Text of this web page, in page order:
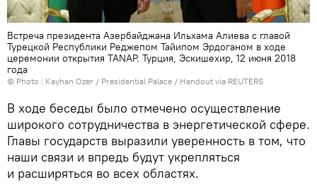
Встреча президента Азербайджана Ильхама Алиева с главой
Турецкой Республики Реджепом Тайипом Эрдоганом в ходе
церемонии открытия TANAP. Турция, Эскишехир, 12 июня 2018
года
© Photo : Kayhan Ozer / Presidential Palace / Handout via REUTERS
В ходе беседы было отмечено осуществление
широкого сотрудничества в энергетической сфере.
Главы государств выразили уверенность в том, что
наши связи и впредь будут укрепляться
и расширяться во всех областях.